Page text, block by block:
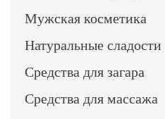
Мужская косметика
Натуральные сладости
Средства для загара
Средства для массажа